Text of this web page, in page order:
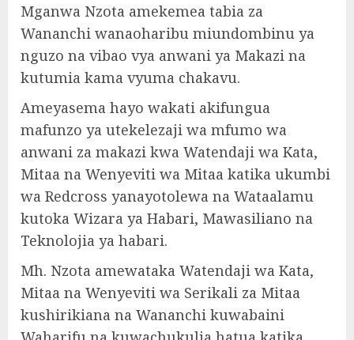
Mganwa Nzota amekemea tabia za
Wananchi wanaoharibu miundombinu ya
nguzo na vibao vya anwani ya Makazi na
kutumia kama vyuma chakavu.
Ameyasema hayo wakati akifungua
mafunzo ya utekelezaji wa mfumo wa
anwani za makazi kwa Watendaji wa Kata,
Mitaa na Wenyeviti wa Mitaa katika ukumbi
wa Redcross yanayotolewa na Wataalamu
kutoka Wizara ya Habari, Mawasiliano na
Teknolojia ya habari.
Mh. Nzota amewataka Watendaji wa Kata,
Mitaa na Wenyeviti wa Serikali za Mitaa
kushirikiana na Wananchi kuwabaini